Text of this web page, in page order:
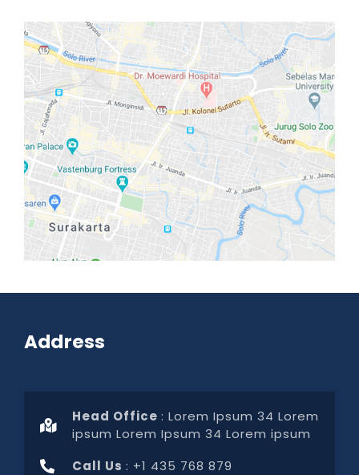
Address
Head Office : Lorem Ipsum 34 Lorem
ipsum Lorem Ipsum 34 Lorem ipsum
Call Us : +1 435 768 879